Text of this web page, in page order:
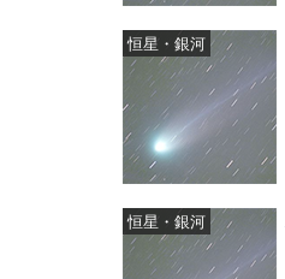
恒星・銀河
恒星・銀河